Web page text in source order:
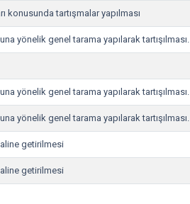
konusunda tartışmalar yapılması
yönelik genel tarama yapılarak tartışılması.
yönelik genel tarama yapılarak tartışılması.
yönelik genel tarama yapılarak tartışılması.
getirilmesi
getirilmesi